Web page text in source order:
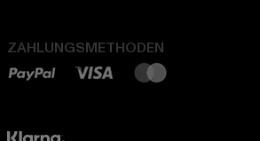
ZAHLUNGSMETHODEN